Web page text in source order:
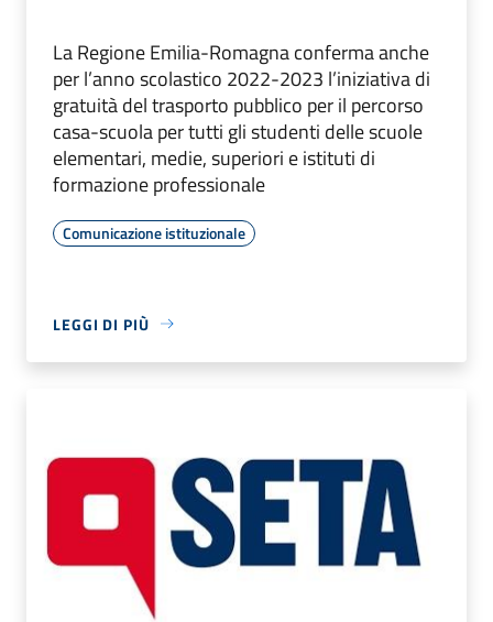
La Regione Emilia-Romagna conferma anche
per l’anno scolastico 2022-2023 l’iniziativa di
gratuità del trasporto pubblico per il percorso
casa-scuola per tutti gli studenti delle scuole
elementari, medie, superiori e istituti di
formazione professionale
Comunicazione istituzionale
LEGGI DI PIÙ